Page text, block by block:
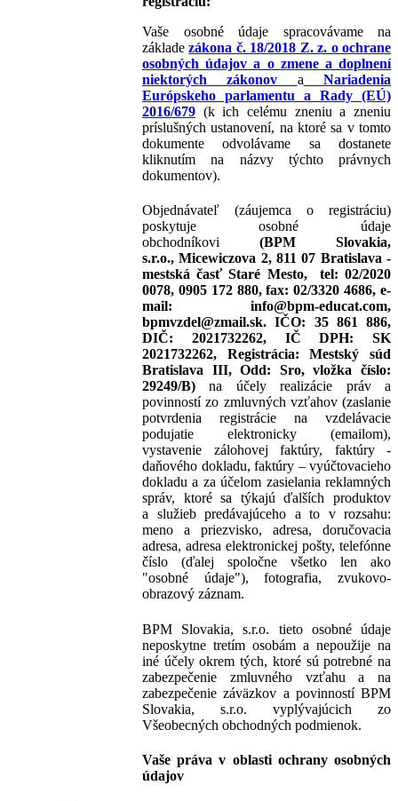
Vaše osobné údaje spracovávame na
základezákona č. 18/2018 Z. z. o ochrane
osobných údajov a o zmene a doplnení
niektorých zákonov a
Nariadenia
Európskeho parlamentu a Rady (EÚ)
2016/679 (k ich celému zneniu a zneniu
príslušných ustanovení, na ktoré sa v tomto
dokumente odvolávame sa dostanete
kliknutím na názvy týchto právnych
dokumentov).
Objednávateľ (záujemca o registráciu)
poskytuje osobné údaje
obchodníkovi (BPM Slovakia,
s.r.o.,Micewiczova 2, 811 07 Bratislava -
mestská časť Staré Mesto, tel: 02/2020
0078, 0905 172 880, fax: 02/3320 4686, e-
mail: info@bpm-educat.com,
bpmvzdel@zmail.sk. IČO: 35 861 886,
DIČ: 2021732262, IČ DPH: SK
2021732262, Registrácia: Mestský súd
Bratislava III, Odd: Sro, vložka číslo:
29249/B)na účely realizácie práv a
povinností zo zmluvných vzťahov (zaslanie
potvrdenia registrácie na vzdelávacie
podujatie elektronicky (emailom),
vystavenie zálohovej faktúry, faktúry -
daňového dokladu, faktúry – vyúčtovacieho
dokladu a za účelom zasielania reklamných
správ, ktoré sa týkajú ďalších produktov
a služieb predávajúceho a to v rozsahu:
meno a priezvisko, adresa, doručovacia
adresa, adresa elektronickej pošty, telefónne
číslo (ďalej spoločne všetko len ako
"osobné údaje"), fotografia, zvukovo-
obrazový záznam.
BPM Slovakia, s.r.o. tieto osobné údaje
neposkytne tretím osobám a nepoužije na
iné účely okrem tých, ktoré sú potrebné na
zabezpečenie zmluvného vzťahu a na
zabezpečenie záväzkov a povinností BPM
Slovakia, s.r.o. vyplývajúcich zo
Všeobecných obchodných podmienok.
Vaše práva v oblasti ochrany osobných
údajov